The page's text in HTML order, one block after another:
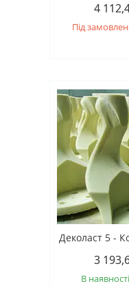
4
Під
Деколаст 5 -
3
В наявності